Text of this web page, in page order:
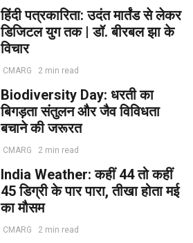
हिंदी पत्रकारिता: उदंत मार्तंड से लेकर
डिजिटल युग तक | डॉ. बीरबल झा के
विचार
CMARG 2 min read
Biodiversity Day: धरती का
बिगड़ता संतुलन और जैव विविधता
बचाने की जरूरत
CMARG 2 min read
India Weather: कहीं 44 तो कहीं
45 डिग्री के पार पारा, तीखा होता मई
का मौसम
CMARG 2 min read